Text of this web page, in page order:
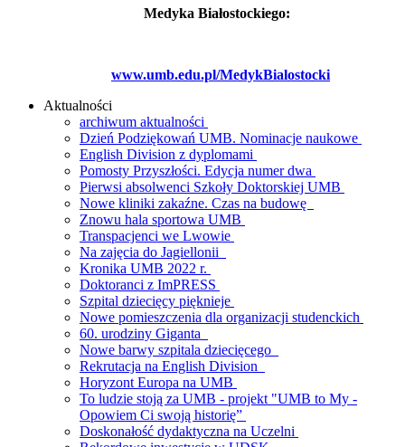
Medyka Białostockiego:
www.umb.edu.pl/MedykBialostocki
Aktualności
archiwum aktualności
Dzień Podziękowań UMB. Nominacje naukowe
English Division z dyplomami
Pomosty Przyszłości. Edycja numer dwa
Pierwsi absolwenci Szkoły Doktorskiej UMB
Nowe kliniki zakaźne. Czas na budowę
Znowu hala sportowa UMB
Transpacjenci we Lwowie
Na zajęcia do Jagiellonii
Kronika UMB 2022 r.
Doktoranci z ImPRESS
Szpital dziecięcy pięknieje
Nowe pomieszczenia dla organizacji studenckich
60. urodziny Giganta
Nowe barwy szpitala dziecięcego
Rekrutacja na English Division
Horyzont Europa na UMB
To ludzie stoją za UMB - projekt "UMB to My -
Opowiem Ci swoją historię”
Doskonałość dydaktyczna na Uczelni